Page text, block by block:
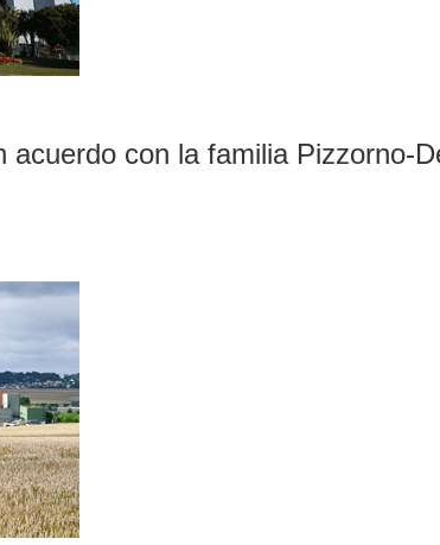
acuerdo con la familia Pizzorno-